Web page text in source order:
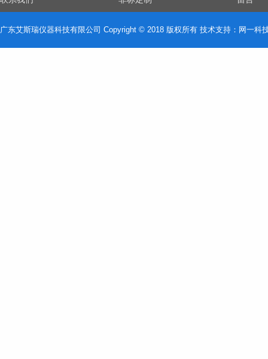
广东艾斯瑞仪器科技有限公司 Copyright © 2018 版权所有 技术支持： 网一科